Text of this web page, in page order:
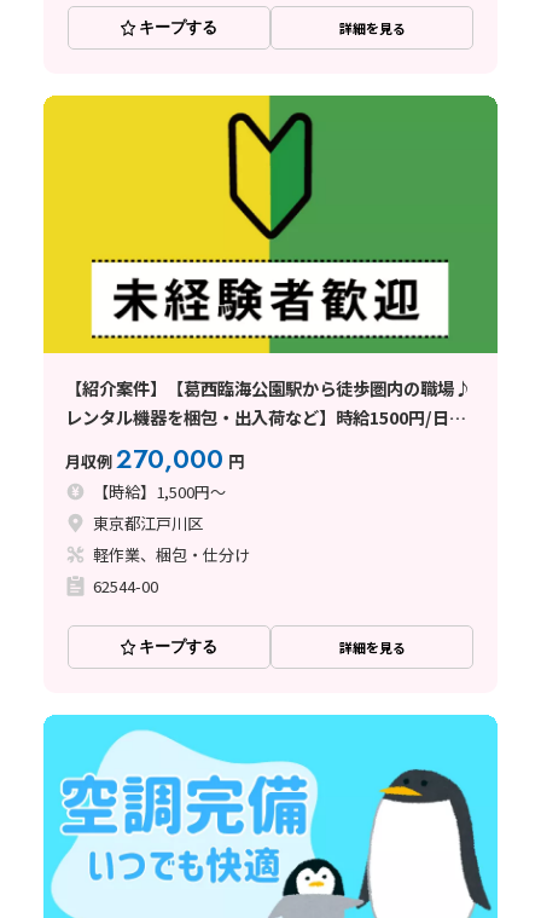
キープする 詳細を見る
【紹介案件】【葛西臨海公園駅から徒歩圏内の職場♪
レンタル機器を梱包・出入荷など】時給1500円/日勤
専属/東京都江戸川区臨海町/土日休み/未経験歓迎/基
本残業なし/男性多数活躍中！
月収例270,000 円
【時給】1,500円～
東京都江戸川区
軽作業、梱包・仕分け
62544-00
キープする 詳細を見る